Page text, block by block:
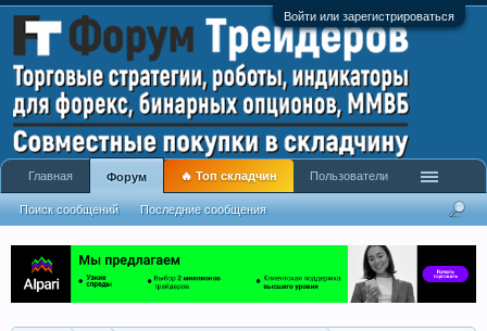
Войти или зарегистрироваться
Главная Форум
Поиск сообщений Последние сообщения
🔥 Топ складчин Пользователи